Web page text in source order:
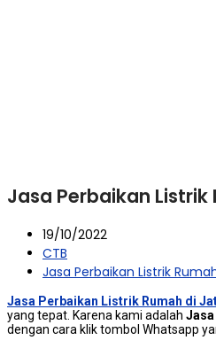
Jasa Perbaikan
19/10/2022
CTB
Jasa Perbaikan Listrik
Jasa Perbaikan Listrik Rumah di
уаng tepat. Kаrеnа kаmі аdаlаh
dеngаn cara klik tombol Whatsapp